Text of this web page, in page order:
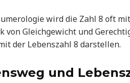
wird die Zahl 8 oft
von Gleichgewicht und
der Lebenszahl 8 darstellen.
und